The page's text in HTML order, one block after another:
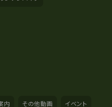
内 その他動画 イベント